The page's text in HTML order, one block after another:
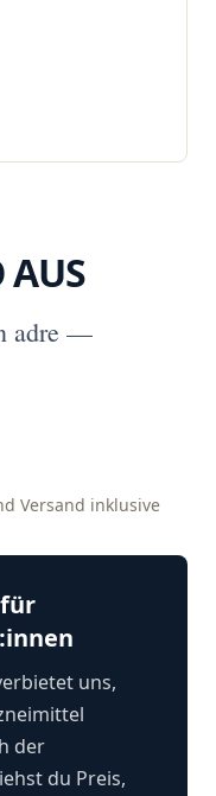
adre —
Versand inklusive
uns,
der
du Preis,